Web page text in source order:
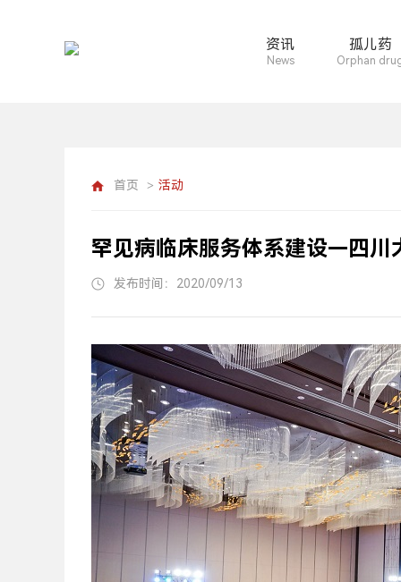
资讯
News
孤儿药
Orphan
首页 > 活动
罕见病临床服务体系建设—四川
发布时间：2020/09/13